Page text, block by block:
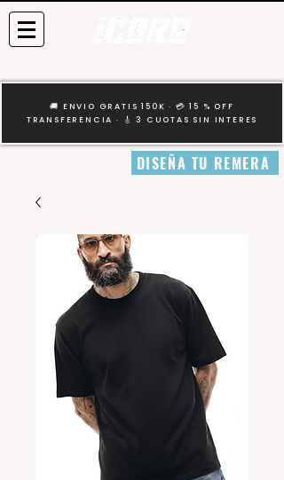
🚚 ENVIO GRATIS 150K · 💳 15 % OFF
TRANSFERENCIA · 🎸 3 CUOTAS SIN INTERES
DISEÑA TU REMERA